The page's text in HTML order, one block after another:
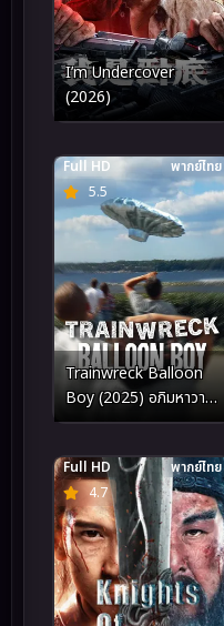
I’m Undercover
(2026)
5.5
Full HD พากย์ไทย
Trainwreck Balloon
Boy (2025) อภิมหาวาย
ป่วง บอลลูนบอย
4.7
Full HD พากย์ไทย